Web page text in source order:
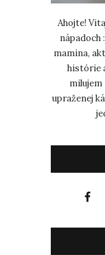
Ahojte!
nápadoch
mamina,
histórie
milujem
upraženej